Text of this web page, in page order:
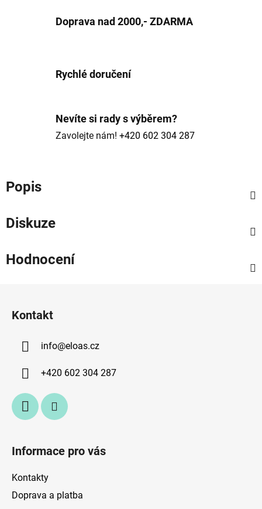
Doprava nad 2000,- ZDARMA
Rychlé doručení
Nevíte si rady s výběrem?
Zavolejte nám! +420 602 304 287
Popis
Diskuze
Hodnocení
Kontakt
info@eloas.cz
+420 602 304 287
Informace pro vás
Kontakty
Doprava a platba